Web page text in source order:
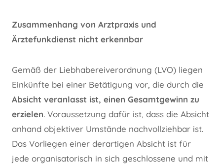
Zusammenhang von Arztpraxis und
Ärztefunkdienst nicht erkennbar
Gemäß der Liebhabereiverordnung (LVO) liegen
Einkünfte bei einer Betätigung vor, die durch die
Absicht veranlasst ist, einen Gesamtgewinn zu
erzielen. Voraussetzung dafür ist, dass die Absicht
anhand objektiver Umstände nachvollziehbar ist.
Das Vorliegen einer derartigen Absicht ist für
jede organisatorisch in sich geschlossene und mit